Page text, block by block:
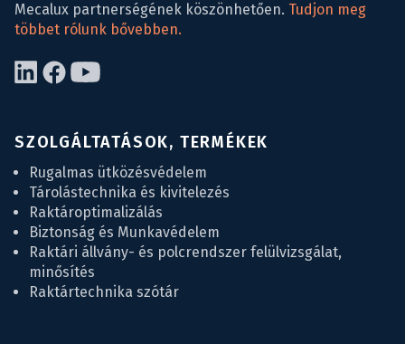
Mecalux partnerségének köszönhetően. Tudjon meg
többet rólunk bővebben.
SZOLGÁLTATÁSOK, TERMÉKEK
Rugalmas ütközésvédelem
Tárolástechnika és kivitelezés
Raktároptimalizálás
Biztonság és Munkavédelem
Raktári állvány- és polcrendszer felülvizsgálat,
minősítés
Raktártechnika szótár